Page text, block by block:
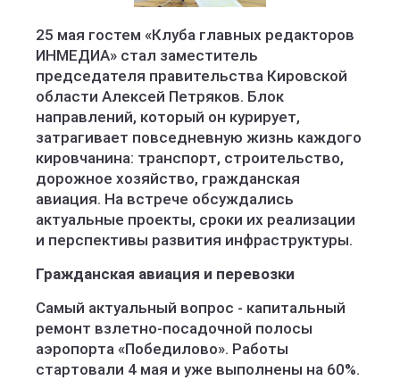
25 мая гостем «Клуба главных редакторов
ИНМЕДИА» стал заместитель
председателя правительства Кировской
области Алексей Петряков. Блок
направлений, который он курирует,
затрагивает повседневную жизнь каждого
кировчанина: транспорт, строительство,
дорожное хозяйство, гражданская
авиация. На встрече обсуждались
актуальные проекты, сроки их реализации
и перспективы развития инфраструктуры.
Гражданская авиация и перевозки
Самый актуальный вопрос - капитальный
ремонт взлетно-посадочной полосы
аэропорта «Победилово». Работы
стартовали 4 мая и уже выполнены на 60%.